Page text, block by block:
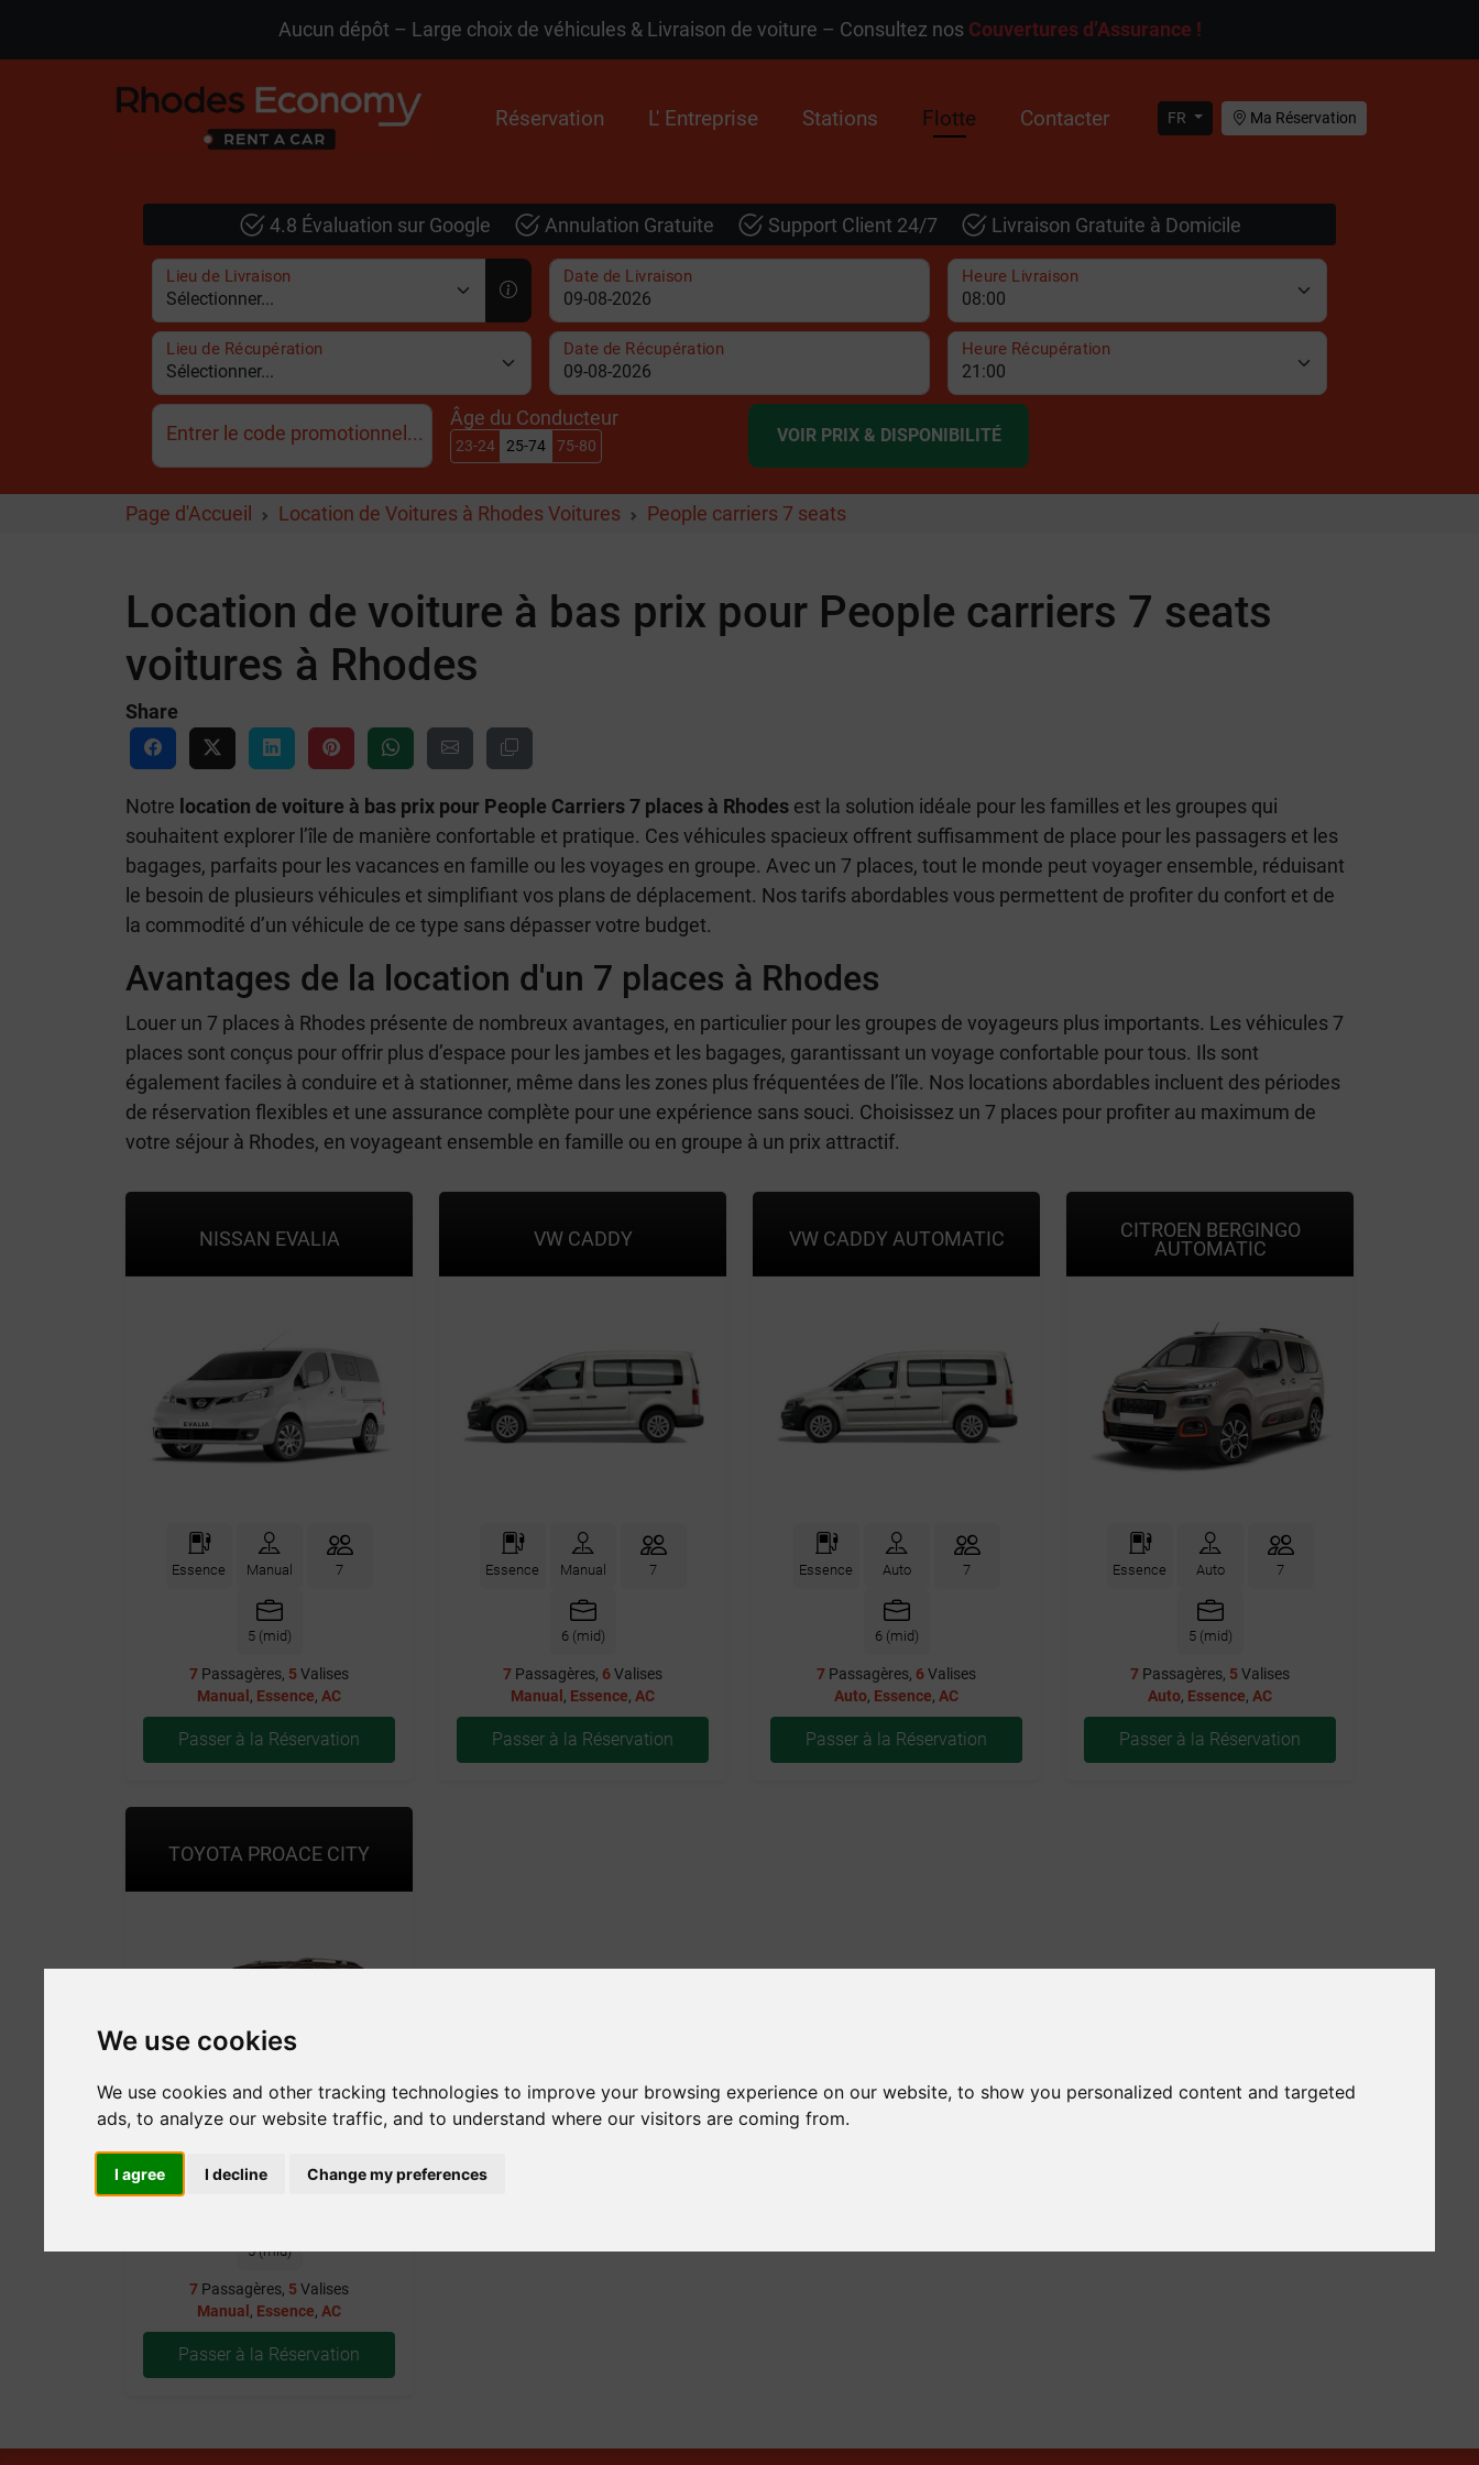
Aucun dépôt – Large choix de véhicules & Livraison de voiture – Consultez nos Couvertures d’Assurance !
Réservation L' Entreprise Stations Flotte Contacter FR Ma Réservation
4.8 Évaluation sur Google Annulation Gratuite Support Client 24/7 Livraison Gratuite à Domicile
Lieu de Livraison Date de Livraison Heure Livraison
Lieu de Récupération Date de Récupération Heure Récupération
Entrer le code promotionnel...
Âge du Conducteur
23-24 25-74 75-80
VOIR PRIX & DISPONIBILITÉ
Page d'Accueil Location de Voitures à Rhodes Voitures People carriers 7 seats
Location de voiture à bas prix pour People carriers 7 seats
voitures à Rhodes
Share
Notre location de voiture à bas prix pour People Carriers 7 places à Rhodes est la solution idéale pour les familles et les groupes qui
souhaitent explorer l’île de manière confortable et pratique. Ces véhicules spacieux offrent suffisamment de place pour les passagers et les
bagages, parfaits pour les vacances en famille ou les voyages en groupe. Avec un 7 places, tout le monde peut voyager ensemble, réduisant
le besoin de plusieurs véhicules et simplifiant vos plans de déplacement. Nos tarifs abordables vous permettent de profiter du confort et de
la commodité d’un véhicule de ce type sans dépasser votre budget.
Avantages de la location d'un 7 places à Rhodes
Louer un 7 places à Rhodes présente de nombreux avantages, en particulier pour les groupes de voyageurs plus importants. Les véhicules 7
places sont conçus pour offrir plus d’espace pour les jambes et les bagages, garantissant un voyage confortable pour tous. Ils sont
également faciles à conduire et à stationner, même dans les zones plus fréquentées de l’île. Nos locations abordables incluent des périodes
de réservation flexibles et une assurance complète pour une expérience sans souci. Choisissez un 7 places pour profiter au maximum de
votre séjour à Rhodes, en voyageant ensemble en famille ou en groupe à un prix attractif.
NISSAN EVALIA
Essence Manual 7
5 (mid)
7 Passagères, 5Valises
Manual , Essence, AC
Passer à la Réservation
VW CADDY
Essence Manual 7
6 (mid)
7 Passagères, 6Valises
Manual , Essence, AC
Passer à la Réservation
VW CADDY AUTOMATIC
Essence Auto 7
6 (mid)
7 Passagères, 6Valises
Auto, Essence, AC
Passer à la Réservation
CITROEN BERGINGO
AUTOMATIC
Essence Auto 7
5 (mid)
7 Passagères, 5Valises
Auto, Essence, AC
Passer à la Réservation
TOYOTA PROACE CITY
Essence Manual 7
5 (mid)
7 Passagères, 5Valises
Manual , Essence, AC
Passer à la Réservation
We use cookies
We use cookies and other tracking technologies to improve your browsing experience on our website, to show you personalized content and targeted
ads, to analyze our website traffic, and to understand where our visitors are coming from.
I agree I decline Change my preferences